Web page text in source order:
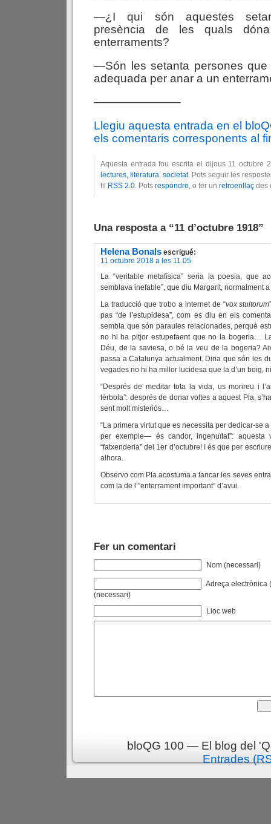
—¿I qui són aquestes
presència de les quals
enterraments?
—Són les setanta persones que
adequada per anar a un
———————–
Llegiu aquesta entrada en el
els comentaris corresponents al
Aquesta entrada fou escrita el dijous 11 octubre
lectures, literatura, societat. Pots seguir les
fil
RSS 2.0. Pots respondre, o fer un retroenllaç des
Una resposta a “11 d’octubre 1918”
Helena Bonals escrigué:
11 octubre 2018 a les 11.05
La “veritable metafísica” seria la poesia, que
semblava inefable”, que diu Margarit, normalment
La traducció que trobo a internet de “vox stultorum
pas “de l’estupidesa”, com es diu en els
sembla que són paraules relacionades, perquè
no hi ha pitjor estupefaent que no la bogeria…
Déu, de la saviesa, o bé la veu de la bogeria?
passa a Catalunya actualment. Diria que són les
vegades no hi ha millor lucidesa que la d’un boig,
“Després de meditar tota la vida, us morireu i
tèrbola”: després de donar voltes a aquest Pla,
sent molt misteriós…
“La primera virtut que es necessita per dedicar-se
per exemple— és candor, ingenuïtat”: aquesta
“fatxenderia” del 1er d’octubre! I és que per
alhora.
Observo com Pla acostuma a tancar les seves
com la de l’”enterrament important” d’avui.
Fer un comentari
Nom (necessari)
Adreça electrònica
(necessari)
Lloc web
bloQG 100 — El blog del
Entrades